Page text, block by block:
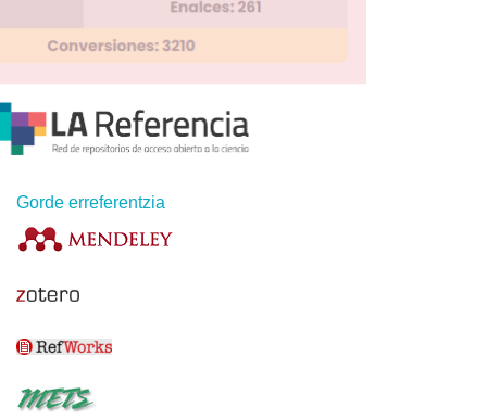
Gorde erreferentzia